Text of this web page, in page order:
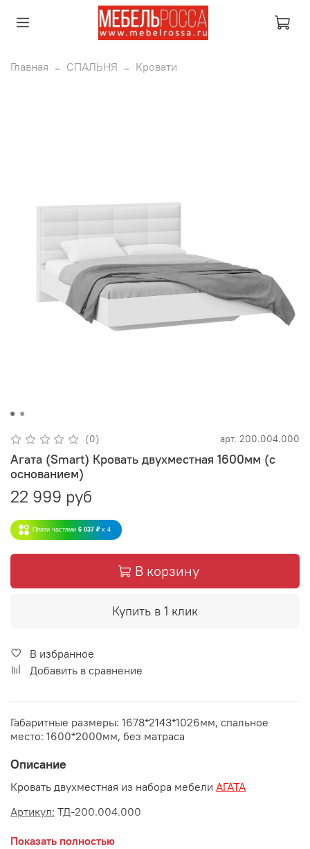
Главная СПАЛЬНЯ Кровати
(0) арт. 200.004.000
Агата (Smart) Кровать двухместная 1600мм (с
основанием)
22 999 руб
Плати частями 6 037 ₽ x 4
В корзину
Купить в 1 клик
В избранное
Добавить в сравнение
Габаритные размеры: 1678*2143*1026мм, спальное
место: 1600*2000мм, без матраса
Описание
Кровать двухместная из набора мебели АГАТА
Артикул: ТД-200.004.000
Габаритные размеры:
Показать полностью